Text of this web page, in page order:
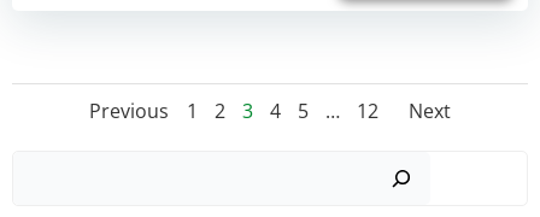
Posts
Previous
Posts
navigation
Page
1 Page
2 Page
3 Page
4 Page
5 … Page
12
Posts
Next